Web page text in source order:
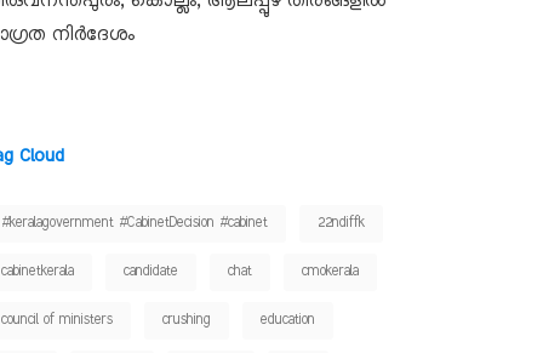
നിർദേശം
Cloud
#keralagovernment #CabinetDecision #cabinet 22ndiffk
cabinetkerala candidate chat cmokerala
council of ministers crushing education